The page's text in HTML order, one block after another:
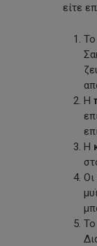
είτε
Η
Η
Οι
Το